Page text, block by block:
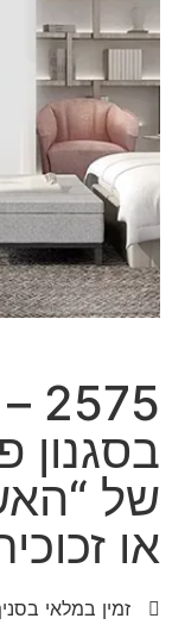
בסגנון
של
או
זמין במלאי